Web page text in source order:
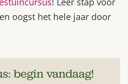
oogst het hele jaar door
begin vandaag!